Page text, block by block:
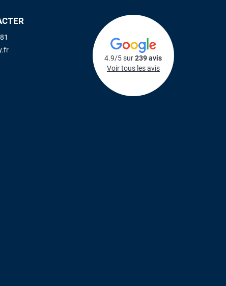
4.9/5 sur239 avis
Voir tous les avis